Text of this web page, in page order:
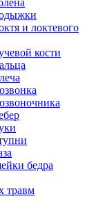
и локтевого
кости
бедра
травм